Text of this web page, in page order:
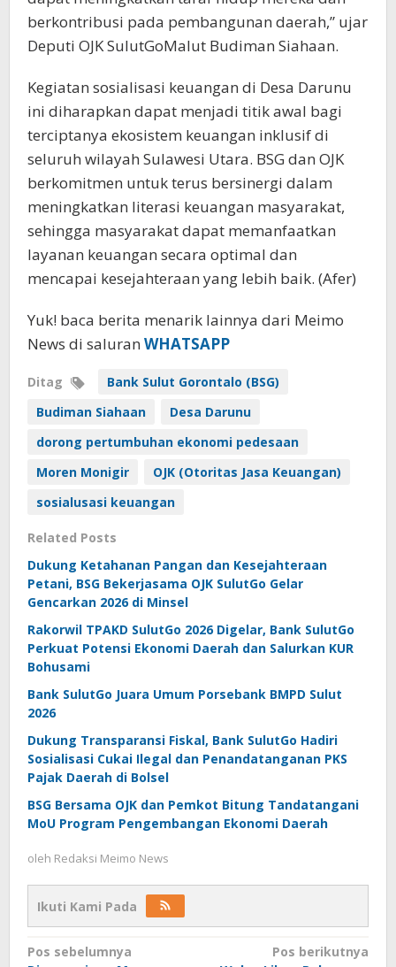
berkontribusi pada pembangunan daerah,” ujar
Deputi OJK SulutGoMalut Budiman Siahaan.
Kegiatan sosialisasi keuangan di Desa Darunu
ini diharapkan dapat menjadi titik awal bagi
terciptanya ekosistem keuangan inklusif di
seluruh wilayah Sulawesi Utara. BSG dan OJK
berkomitmen untuk terus bersinergi dalam
meningkatkan literasi keuangan masyarakat,
sehingga masyarakat dapat memanfaatkan
layanan keuangan secara optimal dan
mencapai kesejahteraan yang lebih baik. (Afer)
Yuk! baca berita menarik lainnya dari Meimo
News di saluran WHATSAPP
Ditag
Bank Sulut Gorontalo (BSG)
Budiman Siahaan
Desa Darunu
dorong pertumbuhan ekonomi pedesaan
Moren Monigir
OJK (Otoritas Jasa Keuangan)
sosialusasi keuangan
Related Posts
Dukung Ketahanan Pangan dan Kesejahteraan
Petani, BSG Bekerjasama OJK SulutGo Gelar
Gencarkan 2026 di Minsel
Rakorwil TPAKD SulutGo 2026 Digelar, Bank SulutGo
Perkuat Potensi Ekonomi Daerah dan Salurkan KUR
Bohusami
Bank SulutGo Juara Umum Porsebank BMPD Sulut
2026
Dukung Transparansi Fiskal, Bank SulutGo Hadiri
Sosialisasi Cukai Ilegal dan Penandatanganan PKS
Pajak Daerah di Bolsel
BSG Bersama OJK dan Pemkot Bitung Tandatangani
MoU Program Pengembangan Ekonomi Daerah
oleh Redaksi Meimo News
Ikuti Kami Pada
Navigasi
Pos sebelumnya
Pos berikutnya